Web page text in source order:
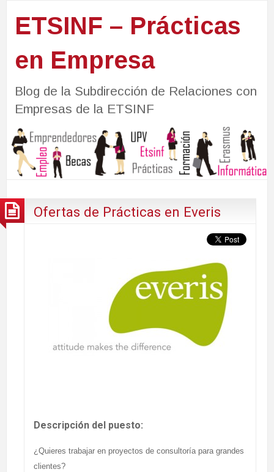
ETSINF – Prácticas
en Empresa
Blog de la Subdirección de Relaciones con
Empresas de la ETSINF
Ofertas de Prácticas en Everis
Descripción del puesto:
¿Quieres trabajar en proyectos de consultoría para grandes
clientes?